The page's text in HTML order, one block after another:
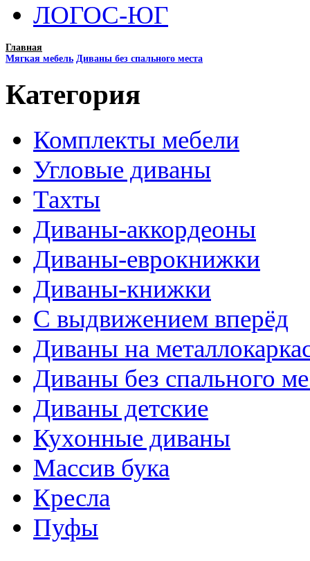
ЛОГОС-ЮГ
Главная
Мягкая мебель Диваны без спального места
Категория
Комплекты мебели
Угловые диваны
Тахты
Диваны-аккордеоны
Диваны-еврокнижки
Диваны-книжки
С выдвижением вперёд
Диваны на
Диваны без спального
Диваны детские
Кухонные диваны
Массив бука
Кресла
Пуфы